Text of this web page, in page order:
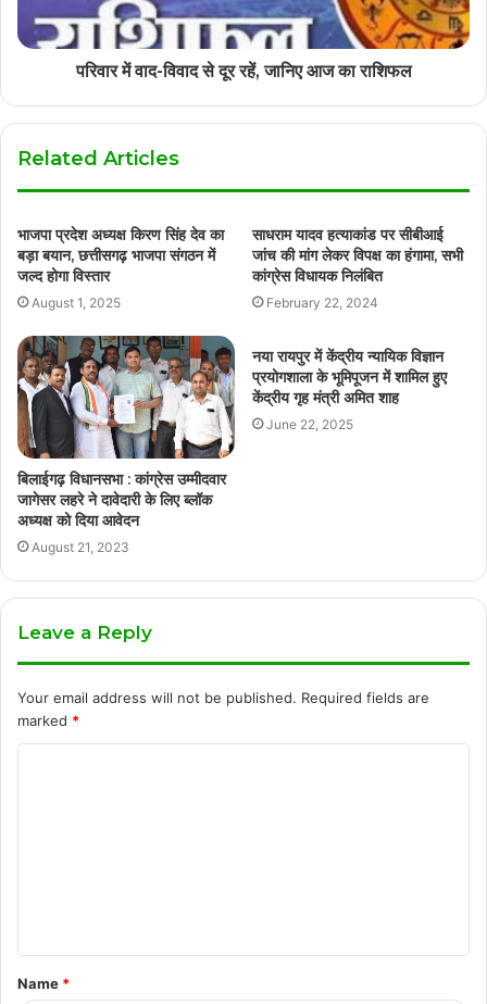
परिवार में वाद-विवाद से दूर रहें, जानिए आज का राशिफल
Related Articles
भाजपा प्रदेश अध्यक्ष किरण सिंह देव का
बड़ा बयान, छत्तीसगढ़ भाजपा संगठन में
जल्द होगा विस्तार
August 1, 2025
साधराम यादव हत्याकांड पर सीबीआई
जांच की मांग लेकर विपक्ष का हंगामा, सभी
कांग्रेस विधायक निलंबित
February 22, 2024
बिलाईगढ़ विधानसभा : कांग्रेस उम्मीदवार
जागेसर लहरे ने दावेदारी के लिए ब्लॉक
अध्यक्ष को दिया आवेदन
August 21, 2023
नया रायपुर में केंद्रीय न्यायिक विज्ञान
प्रयोगशाला के भूमिपूजन में शामिल हुए
केंद्रीय गृह मंत्री अमित शाह
June 22, 2025
Leave a Reply
Your email address will not be published. Required fields are
marked *
t
*
Name *